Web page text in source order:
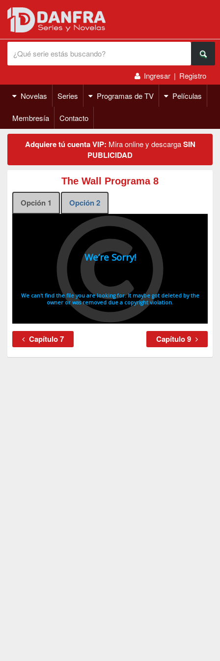
Ingresar | Registro
Novelas
Series Programas de TV Películas
Membresía Contacto
Adquiere tú cuenta VIP: Mira online y descargaSIN
PUBLICIDAD
The Wall Programa 8
Opción 1
Opción 2
Capítulo 7 Capítulo 9